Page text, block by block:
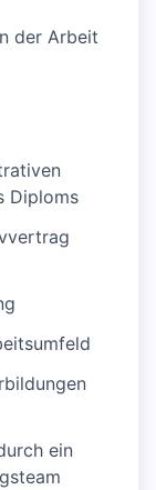
der Arbeit
Diploms
ein